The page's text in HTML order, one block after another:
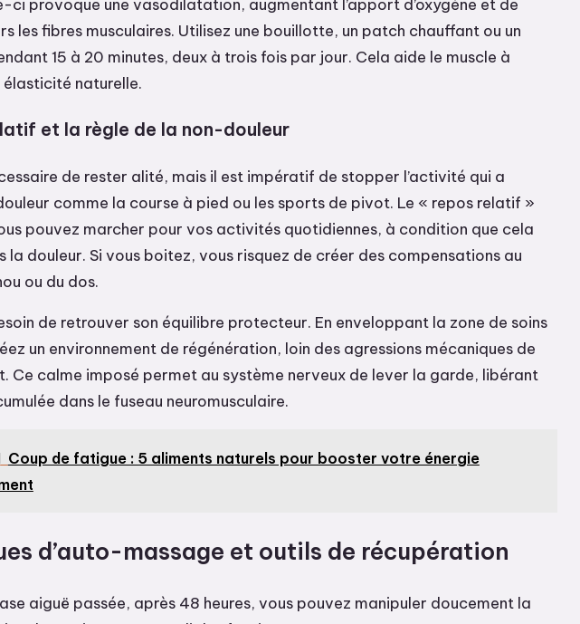
ci provoque une vasodilatation, augmentant l’apport d’oxygène et de
les fibres musculaires. Utilisez une bouillotte, un patch chauffant ou un
15 à 20 minutes, deux à trois fois par jour. Cela aide le muscle à
naturelle.
et la règle de la non-douleur
de rester alité, mais il est impératif de stopper l’activité qui a
comme la course à pied ou les sports de pivot. Le « repos relatif »
pouvez marcher pour vos activités quotidiennes, à condition que cela
la douleur. Si vous boitez, vous risquez de créer des compensations au
ou du dos.
de retrouver son équilibre protecteur. En enveloppant la zone de soins
un environnement de régénération, loin des agressions mécaniques de
Ce calme imposé permet au système nerveux de lever la garde, libérant
dans le fuseau neuromusculaire.
Coup de fatigue : 5 aliments naturels pour booster votre énergie
d’auto-massage et outils de récupération
aiguë passée, après 48 heures, vous pouvez manipuler doucement la